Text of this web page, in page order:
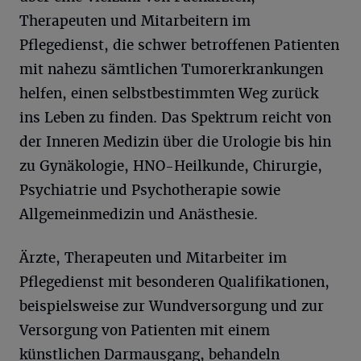
Therapeuten und Mitarbeitern im
Pflegedienst, die schwer betroffenen Patienten
mit nahezu sämtlichen Tumorerkrankungen
helfen, einen selbstbestimmten Weg zurück
ins Leben zu finden. Das Spektrum reicht von
der Inneren Medizin über die Urologie bis hin
zu Gynäkologie, HNO-Heilkunde, Chirurgie,
Psychiatrie und Psychotherapie sowie
Allgemeinmedizin und Anästhesie.
Ärzte, Therapeuten und Mitarbeiter im
Pflegedienst mit besonderen Qualifikationen,
beispielsweise zur Wundversorgung und zur
Versorgung von Patienten mit einem
künstlichen Darmausgang, behandeln